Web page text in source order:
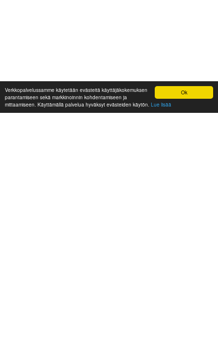
Ok
Verkkopalvelussamme käytetään evästeitä käyttäjäkokemuksen
parantamiseen sekä markkinoinnin kohdentamiseen ja
mittaamiseen. Käyttämällä palvelua hyväksyt evästeiden käytön. Lue lisää